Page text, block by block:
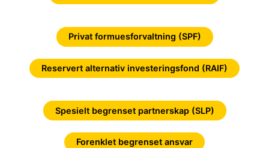
Privat formuesforvaltning (SPF)
Reservert alternativ investeringsfond (RAIF)
Spesielt begrenset partnerskap (SLP)
Forenklet begrenset ansvar